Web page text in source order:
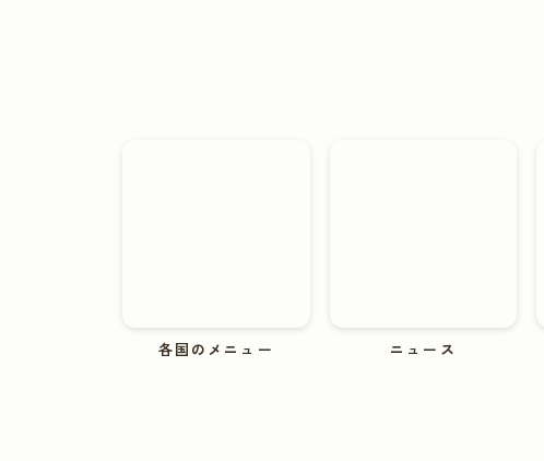
各国のメニュー ニュース